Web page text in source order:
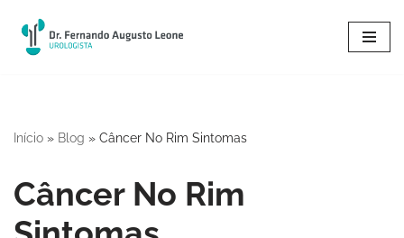
Pular
Início » Blog » Câncer No Rim Sintomas
Câncer No Rim